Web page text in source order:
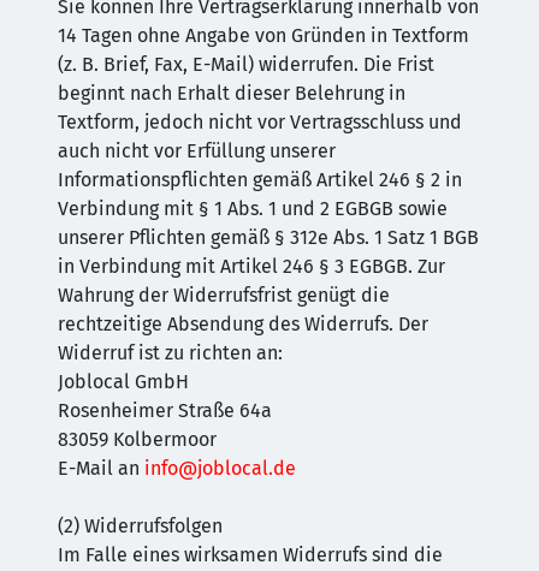
Sie können Ihre Vertragserklärung innerhalb von
14 Tagen ohne Angabe von Gründen in Textform
(z. B. Brief, Fax, E-Mail) widerrufen. Die Frist
beginnt nach Erhalt dieser Belehrung in
Textform, jedoch nicht vor Vertragsschluss und
auch nicht vor Erfüllung unserer
Informationspflichten gemäß Artikel 246 § 2 in
Verbindung mit § 1 Abs. 1 und 2 EGBGB sowie
unserer Pflichten gemäß § 312e Abs. 1 Satz 1 BGB
in Verbindung mit Artikel 246 § 3 EGBGB. Zur
Wahrung der Widerrufsfrist genügt die
rechtzeitige Absendung des Widerrufs. Der
Widerruf ist zu richten an:
Joblocal GmbH
Rosenheimer Straße 64a
83059 Kolbermoor
E-Mail an info@joblocal.de
(2) Widerrufsfolgen
Im Falle eines wirksamen Widerrufs sind die